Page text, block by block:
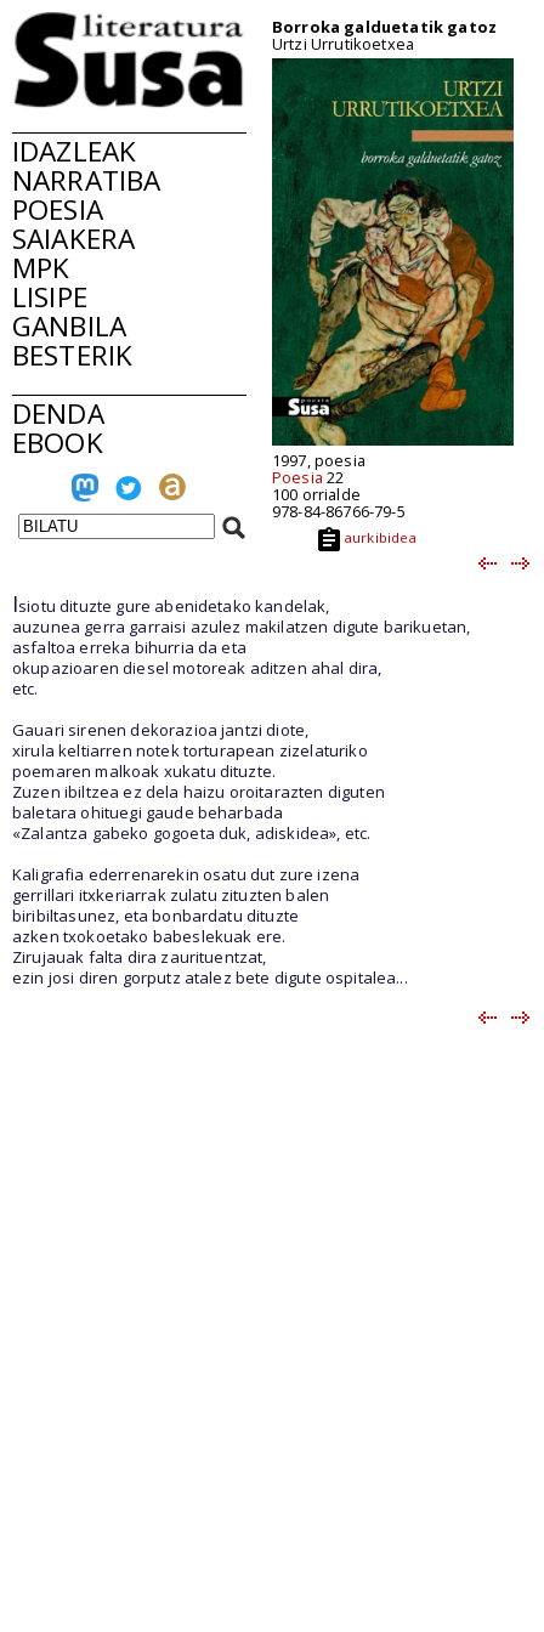
IDAZLEAK
NARRATIBA
POESIA
SAIAKERA
MPK
LISIPE
GANBILA
BESTERIK
DENDA
EBOOK
Borroka galduetatik gatoz
Urtzi Urrutikoetxea
1997, poesia
Poesia 22
100 orrialde
978-84-86766-79-5
aurkibidea
Isiotu dituzte gure abenidetako kandelak,
auzunea gerra garraisi azulez makilatzen digute barikuetan,
asfaltoa erreka bihurria da eta
okupazioaren diesel motoreak aditzen ahal dira,
etc.
Gauari sirenen dekorazioa jantzi diote,
xirula keltiarren notek torturapean zizelaturiko
poemaren malkoak xukatu dituzte.
Zuzen ibiltzea ez dela haizu oroitarazten diguten
baletara ohituegi gaude beharbada
«Zalantza gabeko gogoeta duk, adiskidea», etc.
Kaligrafia ederrenarekin osatu dut zure izena
gerrillari itxkeriarrak zulatu zituzten balen
biribiltasunez, eta bonbardatu dituzte
azken txokoetako babeslekuak ere.
Zirujauak falta dira zaurituentzat,
ezin josi diren gorputz atalez bete digute ospitalea...